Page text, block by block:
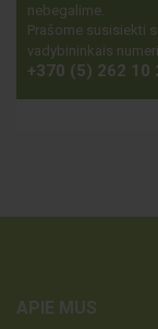
nebegalime.
Prašome susisiekti
vadybininkais
+370 (5) 262 10
APIE MUS